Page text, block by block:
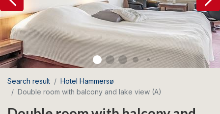
Search result
Hotel Hammersø
Double room with balcony and lake view (A)